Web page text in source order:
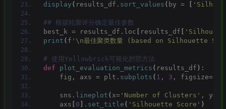
display ( results_df. sort_values ( by =
## 根据轮廓评分确定最佳参数
best_k = results_df.loc
results_df
print ( f '\n最佳聚类数量 (based on Silhouette
# 使用Yellowbrick可视化肘部方法
def
plot_evaluation_metrics ( results_df ) :
    fig, axs = plt.
subplots ( 1 , 3 , figsize=
    sns.
lineplot ( x= 'Number of Clusters' , y=
    axs
0 . set_title ( 'Silhouette Score' )